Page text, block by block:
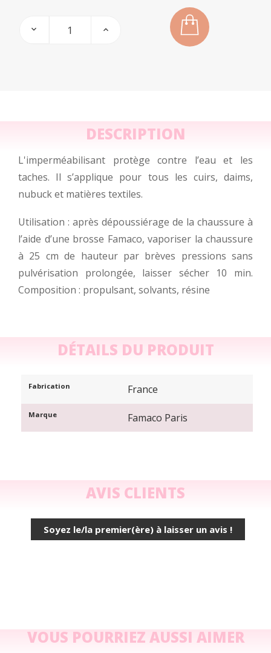
DESCRIPTION
L'imperméabilisant protège contre l’eau et les
taches. Il s’applique pour tous les cuirs, daims,
nubuck et matières textiles.
Utilisation : après dépoussiérage de la chaussure à
l’aide d’une brosse Famaco, vaporiser la chaussure
à 25 cm de hauteur par brèves pressions sans
pulvérisation prolongée, laisser sécher 10 min.
Composition : propulsant, solvants, résine
DÉTAILS DU PRODUIT
Fabrication France
Marque Famaco Paris
AVIS CLIENTS
Soyez le/la premier(ère) à laisser un avis !
VOUS POURRIEZ AUSSI AIMER